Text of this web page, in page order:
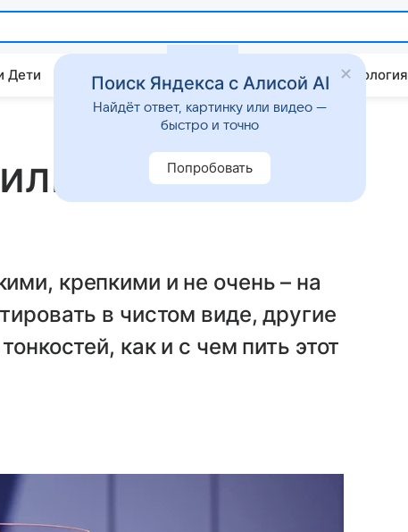
Дети Дом Гороскопы Стиль жизни Психология
пить
крепкими и не очень – на
в чистом виде, другие
как и с чем пить этот
Поиск Яндекса с Алисой AI
Найдёт ответ, картинку или видео —
быстро и точно
Попробовать